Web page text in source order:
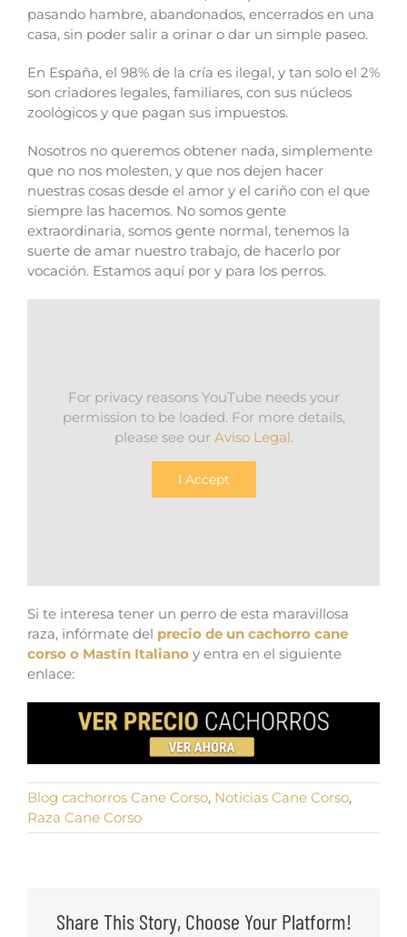
pasando hambre, abandonados, encerrados en una
casa, sin poder salir a orinar o dar un simple paseo.
En España, el 98% de la cría es ilegal, y tan solo el 2%
son criadores legales, familiares, con sus núcleos
zoológicos y que pagan sus impuestos.
Nosotros no queremos obtener nada, simplemente
que no nos molesten, y que nos dejen hacer
nuestras cosas desde el amor y el cariño con el que
siempre las hacemos. No somos gente
extraordinaria, somos gente normal, tenemos la
suerte de amar nuestro trabajo, de hacerlo por
vocación. Estamos aquí por y para los perros.
For privacy reasons YouTube needs your
permission to be loaded. For more details,
please see our Aviso Legal.
I Accept
Si te interesa tener un perro de esta maravillosa
raza, infórmate del precio de un cachorro cane
corso o Mastín Italiano y entra en el siguiente
enlace:
Blog cachorros Cane Corso, Noticias Cane Corso,
Raza Cane Corso
Share This Story, Choose Your Platform!